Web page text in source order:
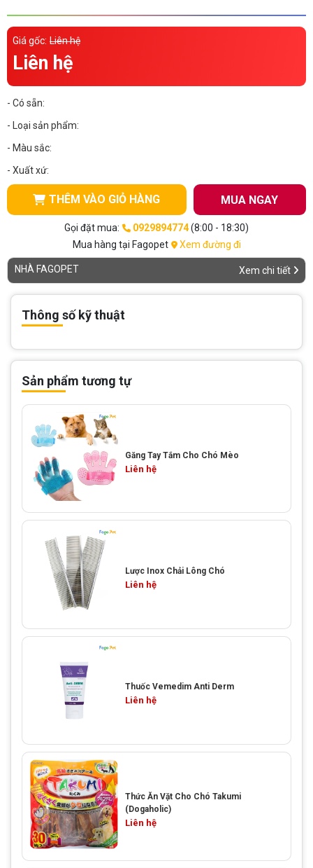
spa cho thú cưng
CHÍNH SÁCH
Chính sách mua hàng
Chính sách bảo hành
Chính sách đổi trả
0929894774
Giá gốc: Liên hệ
Liên hệ
- Có sẵn:
- Loại sản phẩm:
- Màu sắc:
- Xuất xứ:
THÊM VÀO GIỎ HÀNG MUA NGAY
Gọi đặt mua: 0929894774(8:00 - 18:30)
Mua hàng tại Fagopet
Xem đường đi
NHÀ FAGOPET Xem chi tiết
Thông số kỹ thuật
Sản phẩm tương tự
Găng Tay Tắm Cho Chó Mèo
Liên hệ
Lược Inox Chải Lông Chó
Liên hệ
Thuốc Vemedim Anti Derm
Liên hệ
Thức Ăn Vặt Cho Chó Takumi
(Dogaholic)
Liên hệ